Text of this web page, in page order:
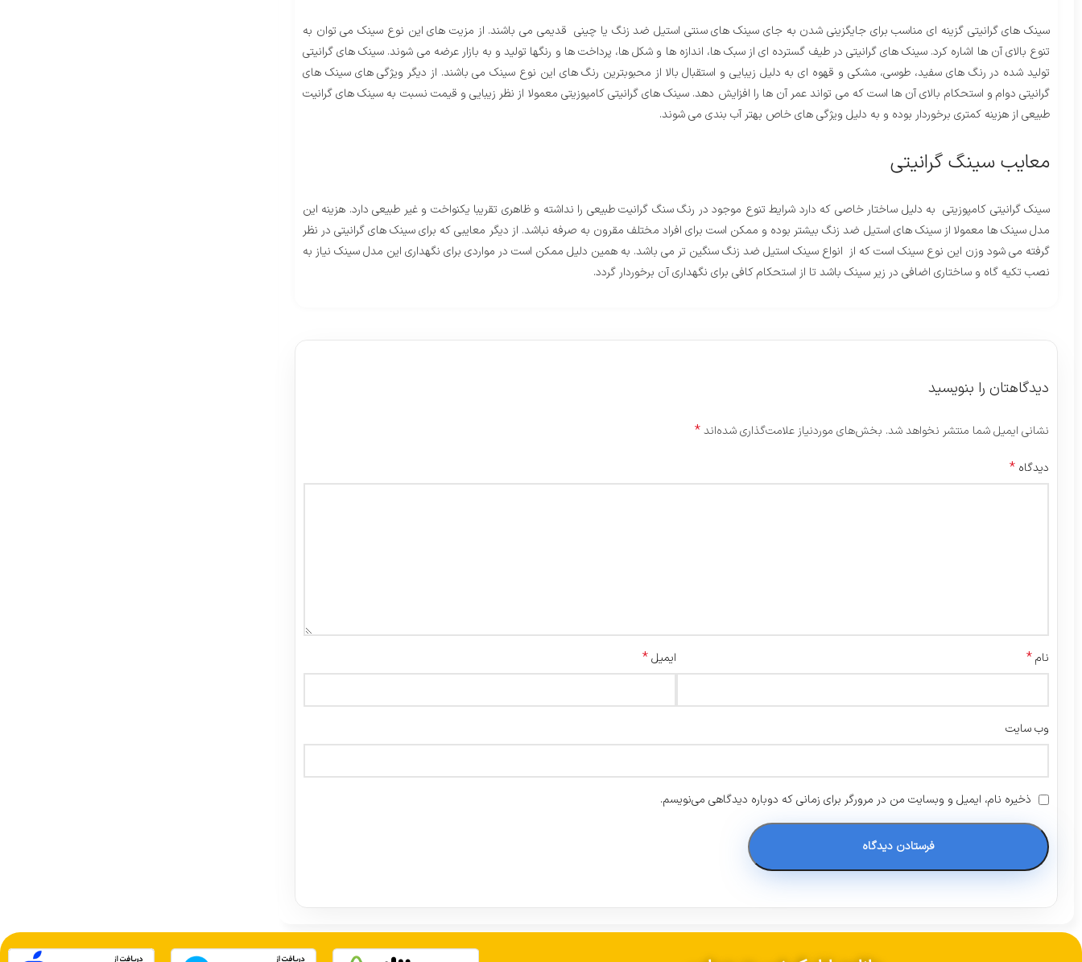
سینک های گرانیتی گزینه ای مناسب برای جایگزینی شدن به جای سینک های سنتی استیل ضد زنگ یا چینی قدیمی می باشند‌. از مزیت های این نوع سینک می توان به
تنوع بالای آن ها اشاره کرد. سینک های گرانیتی در طیف گسترده ای از سبک ها، اندازه ها و شکل ها، پرداخت ها و رنگها تولید و به بازار عرضه می شوند. سینک های گرانیتی
تولید شده در رنگ های سفید، طوسی، مشکی و قهوه ای به دلیل زیبایی و استقبال بالا از محبوبترین رنگ های این نوع سینک می باشند. از دیگر ویژگی های سینک های
گرانیتی دوام و استحکام بالای آن ها است که می تواند عمر آن ها را افزایش دهد. سینک های گرانیتی کامپوزیتی معمولا از نظر زیبایی و قیمت نسبت به سینک های گرانیت
طبیعی از هزینه کمتری برخوردار بوده و به دلیل ویژگی های خاص بهتر آب بندی می شوند.
معایب سینگ گرانیتی
سینک گرانیتی کامپوزیتی به دلیل ساختار خاصی که دارد شرایط تنوع موجود در رنگ سنگ گرانیت طبیعی را نداشته و ظاهری تقریبا یکنواخت و غیر طبیعی دارد. هزینه این
مدل سینک ها معمولا از سینک های استیل ضد زنگ بیشتر بوده و ممکن است برای افراد مختلف مقرون به صرفه نباشد. از دیگر معایبی که برای سینک های گرانیتی در نظر
گرفته می شود وزن این نوع سینک است که از انواع سینک استیل ضد زنگ سنگین تر می باشد. به همین دلیل ممکن است در مواردی برای نگهداری این مدل سینک نیاز به
نصب تکیه گاه و ساختاری اضافی در زیر سینک باشد تا از استحکام کافی برای نگهداری آن برخوردار گردد.
دیدگاهتان را بنویسید
نشانی ایمیل شما منتشر نخواهد شد. بخش‌های موردنیاز علامت‌گذاری شده‌اند*
دیدگاه *
نام* ایمیل*
وب‌ سایت
ذخیره نام، ایمیل و وبسایت من در مرورگر برای زمانی که دوباره دیدگاهی می‌نویسم.